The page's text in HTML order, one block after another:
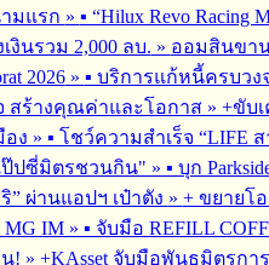
มแรก » ▪︎ “Hilux Revo
นรวม 2,000 ลบ. » ออมสินขาน
2026» ▪︎ บริการแก้หนี้ครบว
สร้างคุณค่าและโอกาส » +ขับ
อง » ▪︎ โชว์ความสำเร็จ “LIFE
ป๊ปซี่มิตรชวนกิน" » ▪︎ บุก
ผ่านแอปฯ เป๋าตัง » + ขยายโ
IM » ▪︎ จับมือ REFILL
น! » +KAsset จับมือพันธมิตรการล